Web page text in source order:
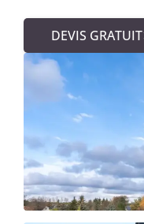
DEVIS GRATUIT